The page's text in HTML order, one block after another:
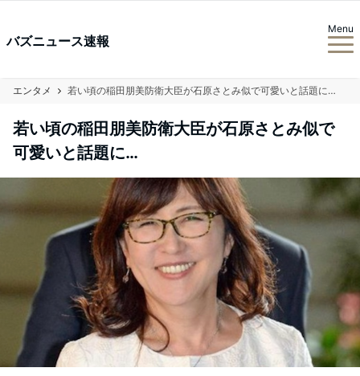
バズニュース速報
Menu
エンタメ 若い頃の稲田朋美防衛大臣が石原さとみ似で可愛いと話題に…
若い頃の稲田朋美防衛大臣が石原さとみ似で
可愛いと話題に…